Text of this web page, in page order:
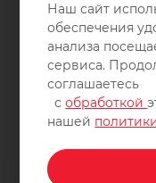
2011-2026 ©
ВелоСаратов. Не
защищены.
Наш сайт
обеспечения
анализа
сервиса.
соглашаетесь
собработкой
нашей